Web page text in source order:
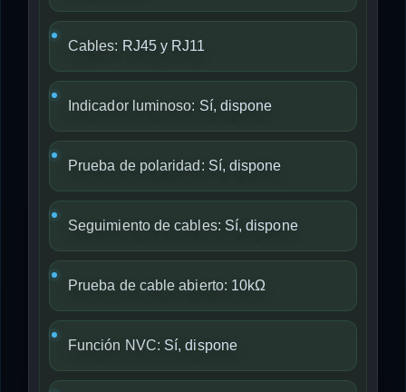
Cables: RJ45 y RJ11
Indicador luminoso: Sí, dispone
Prueba de polaridad: Sí, dispone
Seguimiento de cables: Sí, dispone
Prueba de cable abierto: 10kΩ
Función NVC: Sí, dispone